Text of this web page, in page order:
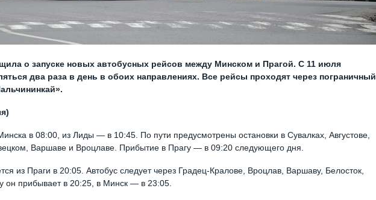
о запуске новых автобусных рейсов между Минском и Прагой. С 11 июля
два раза в день в обоих направлениях. Все рейсы проходят через пограничный
в 08:00, из Лиды — в 10:45. По пути предусмотрены остановки в Сувалках, Августове,
Варшаве и Вроцлаве. Прибытие в Прагу — в 09:20 следующего дня.
из Праги в 20:05. Автобус следует через Градец-Кралове, Вроцлав, Варшаву, Белосток,
он прибывает в 20:25, в Минск — в 23:05.